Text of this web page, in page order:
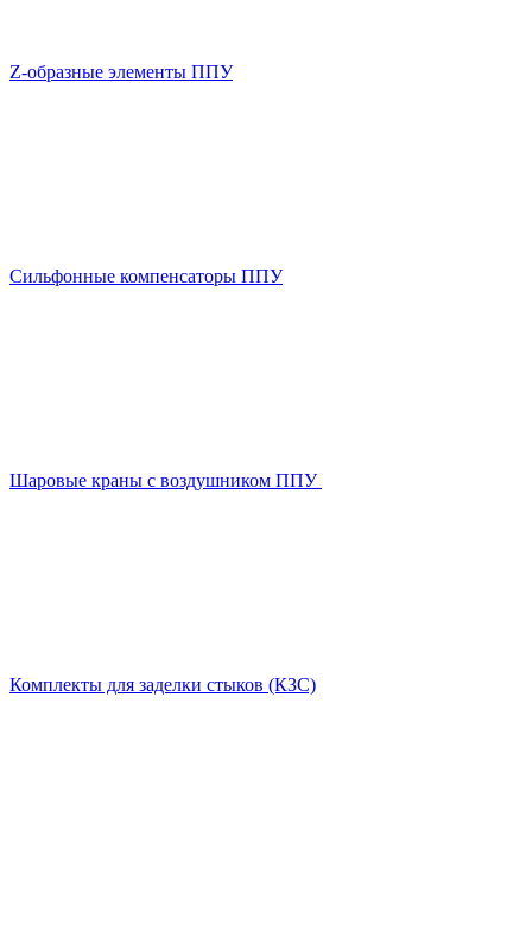
Z-образные элементы ППУ
Сильфонные компенсаторы ППУ
Шаровые краны с воздушником ППУ
Комплекты для заделки стыков (КЗС)